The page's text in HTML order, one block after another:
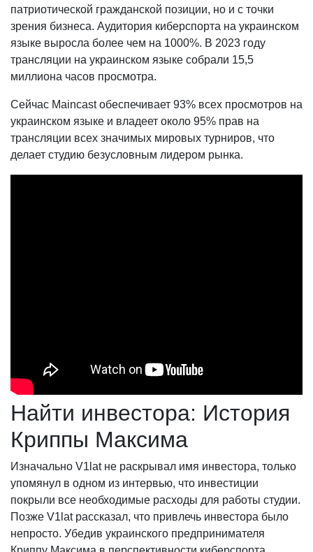
патриотической гражданской позиции, но и с точки
зрения бизнеса. Аудитория киберспорта на украинском
языке выросла более чем на 1000%. В 2023 году
трансляции на украинском языке собрали 15,5
миллиона часов просмотра.
Сейчас Maincast обеспечивает 93% всех просмотров на
украинском языке и владеет около 95% прав на
трансляции всех значимых мировых турниров, что
делает студию безусловным лидером рынка.
Найти инвестора: История
Криппы Максима
Изначально V1lat не раскрывал имя инвестора, только
упомянул в одном из интервью, что инвестиции
покрыли все необходимые расходы для работы студии.
Позже V1lat рассказал, что привлечь инвестора было
непросто. Убедив украинского предпринимателя